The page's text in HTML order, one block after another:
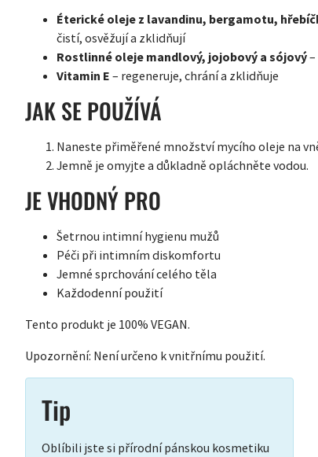
Éterické oleje z lavandinu, bergamotu,
čistí, osvěžují a zklidňují
Rostlinné oleje mandlový, jojobový a sójový
Vitamin E – regeneruje, chrání a zklidňuje
JAK SE POUŽÍVÁ
Naneste přiměřené množství mycího oleje na
Jemně je omyjte a důkladně opláchněte vodou.
JE VHODNÝ PRO
Šetrnou intimní hygienu mužů
Péči při intimním diskomfortu
Jemné sprchování celého těla
Každodenní použití
Tento produkt je 100% VEGAN.
Upozornění: Není určeno k vnitřnímu použití.
Tip
Oblíbili jste si přírodní pánskou kosmetiku